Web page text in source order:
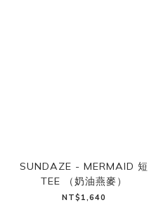
SUNDAZE - MERMAID 短
TEE （奶油燕麥）
NT$1,640